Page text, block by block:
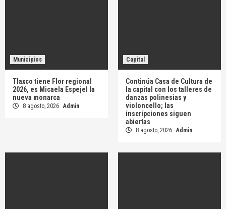
Municipios
Tlaxco tiene Flor regional
2026, es Micaela Espejel la
nueva monarca
8 agosto, 2026 Admin
Capital
Continúa Casa de Cultura de
la capital con los talleres de
danzas polinesias y
violoncello; las
inscripciones siguen
abiertas
8 agosto, 2026 Admin